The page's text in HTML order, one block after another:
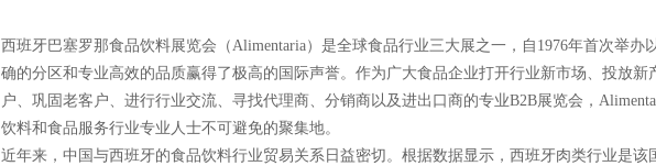
西班牙巴塞罗那食品饮料展览会（Alimentaria）是全球食品行业三大展之一，自1976年首次举办
确的分区和专业高效的品质赢得了极高的国际声誉。作为广大食品企业打开行业新市场、投放新
户、巩固老客户、进行行业交流、寻找代理商、分销商以及进出口商的专业B2B展览会，
饮料和食品服务行业专业人士不可避免的聚集地。
近年来，中国与西班牙的食品饮料行业贸易关系日益密切。根据数据显示，西班牙肉类行业是该